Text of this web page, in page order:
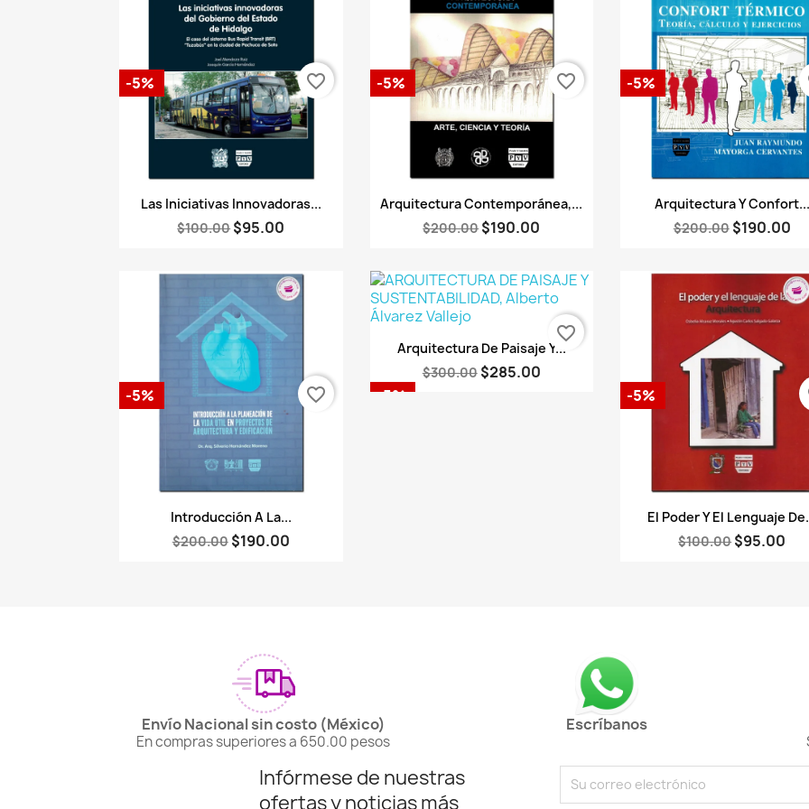
Vista rápida
Las Iniciativas Innovadoras...
$100.00$95.00
-5% favorite_border
Vista rápida
Arquitectura Contemporánea,...
$200.00$190.00
-5% favorite_border
Vista rápida
Arquitectura Y Confort...
$200.00 $190.00
-5%
Vista rápida
Introducción A La...
$200.00 $190.00
-5% favorite_border
Vista rápida
Arquitectura De Paisaje Y...
$300.00 $285.00
-5%
favorite_border
Vista rápida
El Poder Y El Lenguaje
$100.00$95.00
-5%
Envío Nacional sin costo (México)
En compras superiores a 650.00 pesos
Escríbanos
Infórmese de nuestras
ofertas y noticias más